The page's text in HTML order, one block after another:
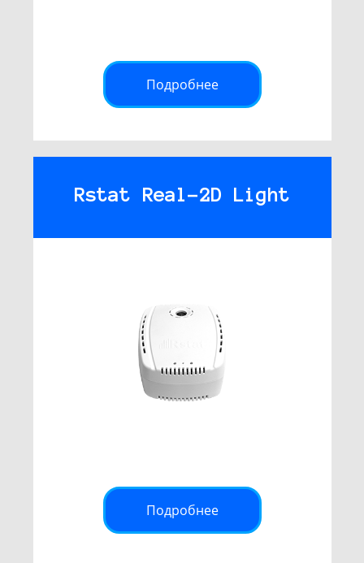
Подробнее
Rstat Real-2D Light
Подробнее